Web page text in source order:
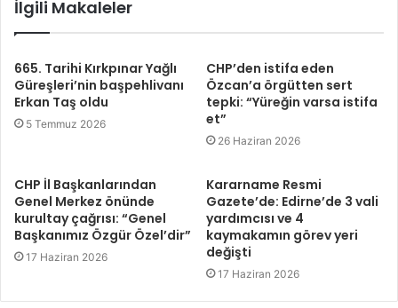
İlgili Makaleler
665. Tarihi Kırkpınar Yağlı
Güreşleri’nin başpehlivanı
Erkan Taş oldu
5 Temmuz 2026
CHP’den istifa eden
Özcan’a örgütten sert
tepki: “Yüreğin varsa istifa
et”
26 Haziran 2026
CHP İl Başkanlarından
Genel Merkez önünde
kurultay çağrısı: “Genel
Başkanımız Özgür Özel’dir”
17 Haziran 2026
Kararname Resmi
Gazete’de: Edirne’de 3 vali
yardımcısı ve 4
kaymakamın görev yeri
değişti
17 Haziran 2026